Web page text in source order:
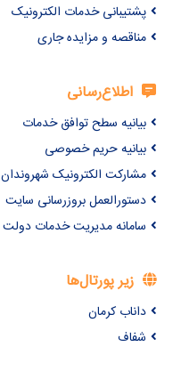
پشتیبانی خدمات الکترونیک
مناقصه و مزایده جاری
اطلاع‌رسانی
بیانیه سطح توافق خدمات
بیانیه حریم خصوصی
مشارکت الکترونیک شهروندان
دستورالعمل بروزرسانی سایت
سامانه مدیریت خدمات دولت
زیر پورتال‌ها
داناب کرمان
شفاف